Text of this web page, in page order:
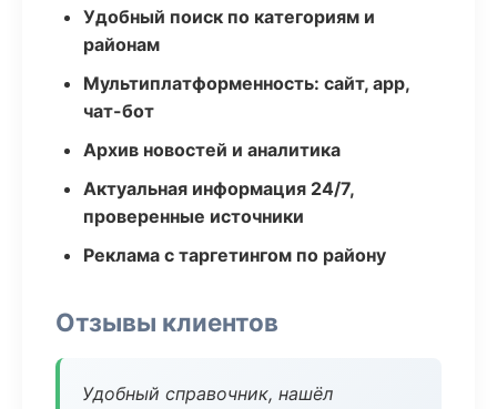
Удобный поиск по категориям и
районам
Мультиплатформенность: сайт, app,
чат-бот
Архив новостей и аналитика
Актуальная информация 24/7,
проверенные источники
Реклама с таргетингом по району
Отзывы клиентов
Удобный справочник, нашёл